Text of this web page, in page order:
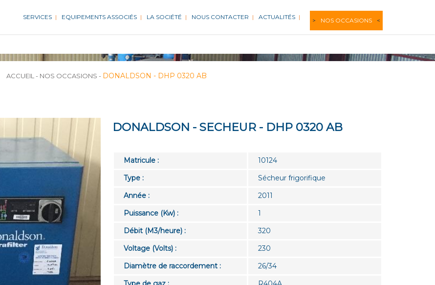
SERVICES EQUIPEMENTS ASSOCIÉS LA SOCIÉTÉ NOUS CONTACTER ACTUALITÉS NOS OCCASIONS
ACCUEIL - NOS OCCASIONS - DONALDSON - DHP 0320 AB
DONALDSON - SECHEUR - DHP 0320 AB
Matricule :
10124
Type :
Sécheur frigorifique
Année :
2011
Puissance (Kw) :
1
Débit (M3/heure) :
320
Voltage (Volts) :
230
Diamètre de raccordement :
26/34